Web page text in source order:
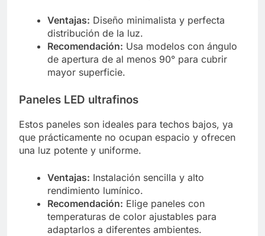
Ventajas: Diseño minimalista y perfecta
distribución de la luz.
Recomendación: Usa modelos con ángulo
de apertura de al menos 90° para cubrir
mayor superficie.
Paneles LED ultrafinos
Estos paneles son ideales para techos bajos, ya
que prácticamente no ocupan espacio y ofrecen
una luz potente y uniforme.
Ventajas: Instalación sencilla y alto
rendimiento lumínico.
Recomendación: Elige paneles con
temperaturas de color ajustables para
adaptarlos a diferentes ambientes.